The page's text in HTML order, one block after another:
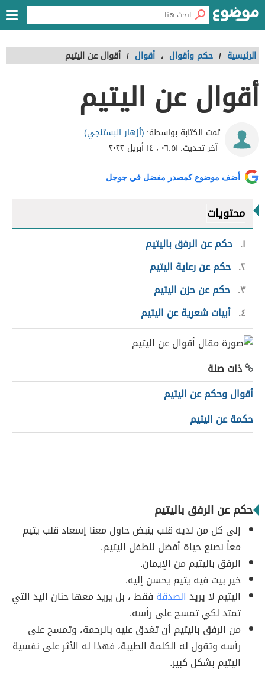
الرئيسية / حكم وأقوال ، أقوال / أقوال عن اليتيم
أقوال عن اليتيم
تمت الكتابة بواسطة: (أزهار البستنجي)
آخر تحديث: ٠٦:٥١ ، ١٤ أبريل ٢٠٢٢
أضف موضوع كمصدر مفضل في جوجل
محتويات
١ حكم عن الرفق باليتيم
٢ حكم عن رعاية اليتيم
٣ حكم عن حزن اليتيم
٤ أبيات شعرية عن اليتيم
ذات صلة
أقوال وحكم عن اليتيم
حكمة عن اليتيم
حكم عن الرفق باليتيم
إلى كل من لديه قلب ينبض حاول معنا إسعاد قلب يتيم
معاً نصنع حياة أفضل للطفل اليتيم.
الرفق باليتيم من الإيمان.
خير بيت فيه يتيم يحسن إليه.
اليتيم لا يريد الصدقة فقط ، بل يريد معها حنان اليد التي
تمتد لكي تمسح على رأسه.
من الرفق باليتيم أن تغدق عليه بالرحمة، وتمسح على
رأسه وتقول له الكلمة الطيبة، فهذا له الأثر على نفسية
اليتيم بشكل كبير.